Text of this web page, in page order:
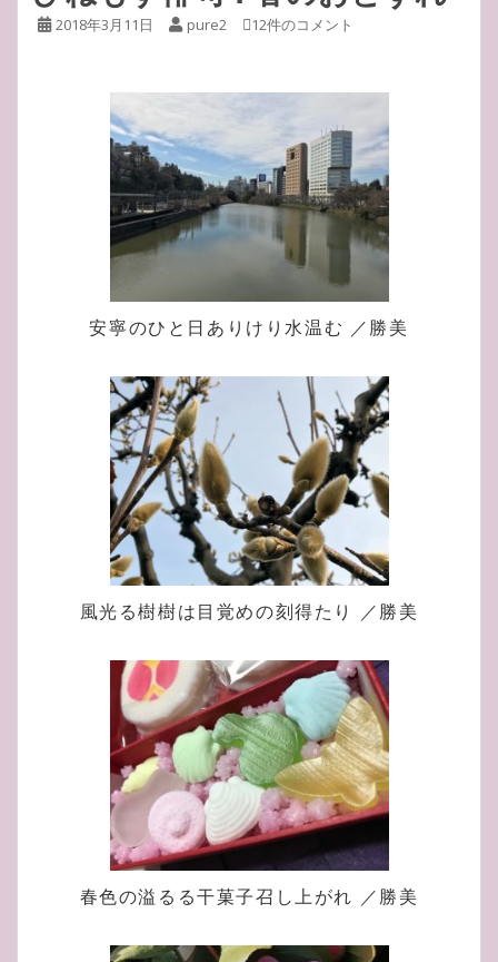
2018年3月11日 pure2 12件のコメント
安寧のひと日ありけり水温む ／勝美
風光る樹樹は目覚めの刻得たり ／勝美
春色の溢るる干菓子召し上がれ ／勝美